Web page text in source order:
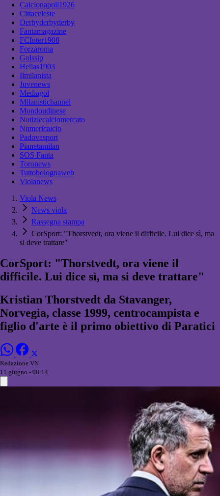
Calcionapoli1926
Cittaceleste
Derbyderbyderby
Fantamagazine
FCInter1908
Forzaroma
Golssip
Hellas1903
Ilmilanista
Juvenews
Mediagol
Milanistichannel
Mondoudinese
Notiziecalciomercato
Numericalcio
Padovasport
Pianetamilan
SOS Fanta
Toronews
Tuttobolognaweb
Violanews
Viola News
News viola
Rassegna stampa
CorSport: "Thorstvedt, ora viene il difficile. Lui dice sì, ma
si deve trattare"
CorSport: "Thorstvedt, ora viene il
difficile. Lui dice sì, ma si deve trattare"
Kristian Thorstvedt da Stavanger,
Norvegia, classe 1999, centrocampista e
figlio d'arte è il primo obiettivo di Paratici
Redazione VN
11 giugno - 08:14